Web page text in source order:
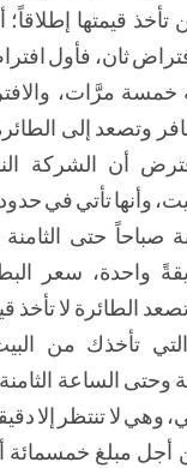
قيمتها
ثان، فأول
خمسة مرَّات،
وتصعد إلى
أن الشركة
وأنها تأتي في
صباحاً حتى الثامنة
واحدة، سعر
الطائرة لا تأخذ
تأخذك من
وحتى الساعة
وهي لا تنتظر إلا
أجل مبلغ